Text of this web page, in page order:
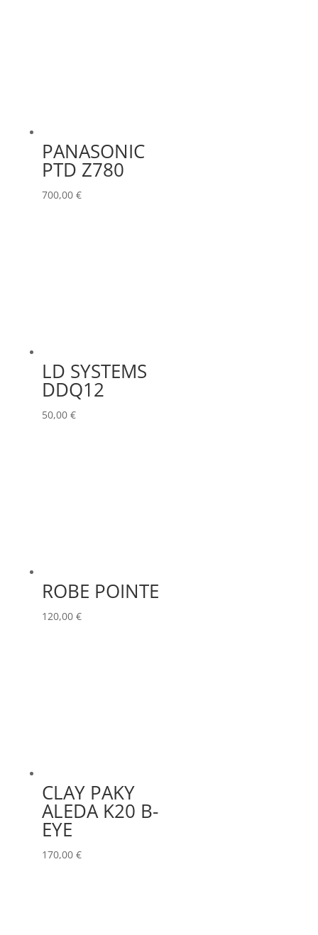
PANASONIC
PTD Z780
700,00 €
LD SYSTEMS
DDQ12
50,00 €
ROBE POINTE
120,00 €
CLAY PAKY
ALEDA K20 B-
EYE
170,00 €